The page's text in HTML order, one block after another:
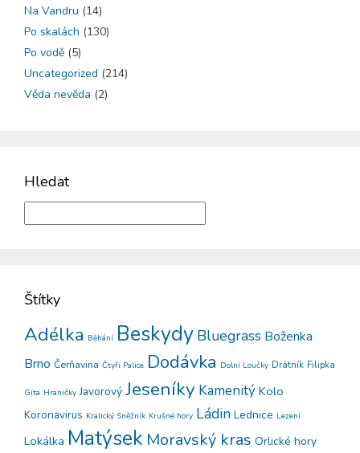
Na Vandru (14)
Po skalách (130)
Po vodě (5)
Uncategorized (214)
Věda nevěda (2)
Hledat
Štítky
Adélka Běhání Beskydy Bluegrass Boženka
Brno Čerňavina Čtyři Palice Dodávka Dolní Loučky Drátník Filipka
Gita Hraničky Javorový Jeseníky Kamenitý Kolo
Koronavirus Kralický Sněžník Krušné hory Ládin Lednice Lezení
Lokálka Matýsek Moravský kras Orlické hory